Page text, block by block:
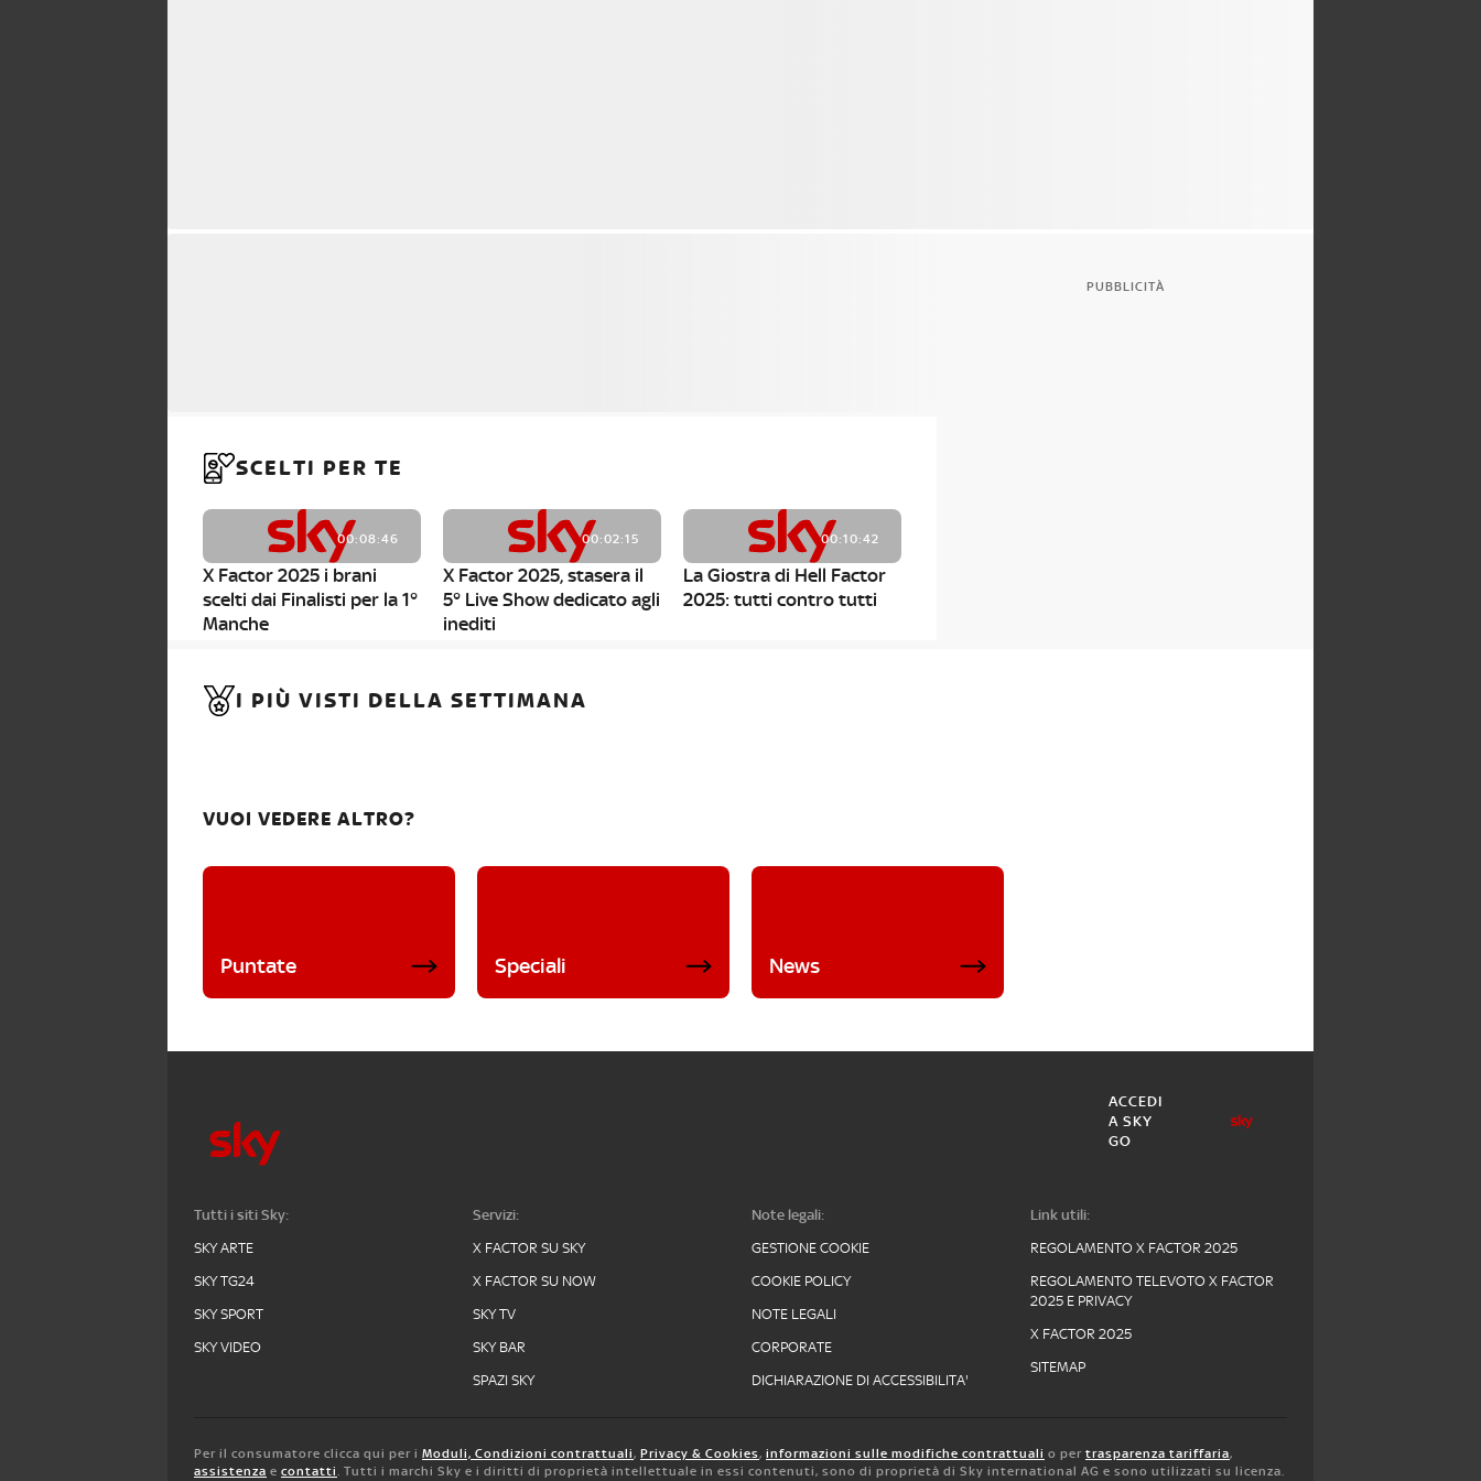
SCELTI PER TE
00:08:46
X Factor 2025 i brani
scelti dai Finalisti per la 1°
Manche
00:02:15
X Factor 2025, stasera il
5° Live Show dedicato agli
inediti
00:10:42
La Giostra di Hell Factor
2025: tutti contro tutti
PUBBLICITÀ
I PIÙ VISTI DELLA SETTIMANA
VUOI VEDERE ALTRO?
Puntate Speciali News
ACCEDI
A SKY
GO
Tutti i siti Sky:
SKY ARTE
SKY TG24
SKY SPORT
SKY VIDEO
Servizi:
X FACTOR SU SKY
X FACTOR SU NOW
SKY TV
SKY BAR
SPAZI SKY
Note legali:
GESTIONE COOKIE
COOKIE POLICY
NOTE LEGALI
CORPORATE
DICHIARAZIONE DI ACCESSIBILITA'
Link utili:
REGOLAMENTO X FACTOR 2025
REGOLAMENTO TELEVOTO X FACTOR
2025 E PRIVACY
X FACTOR 2025
SITEMAP
Per il consumatore clicca qui per i Moduli, Condizioni contrattuali, Privacy & Cookies, informazioni sulle modifiche contrattuali o per trasparenza tariffaria,
assistenza e contatti. Tutti i marchi Sky e i diritti di proprietà intellettuale in essi contenuti, sono di proprietà di Sky international AG e sono utilizzati su licenza.